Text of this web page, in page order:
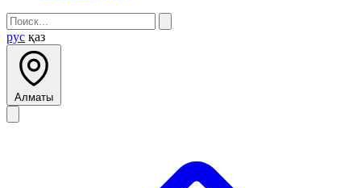
рус қаз
Алматы